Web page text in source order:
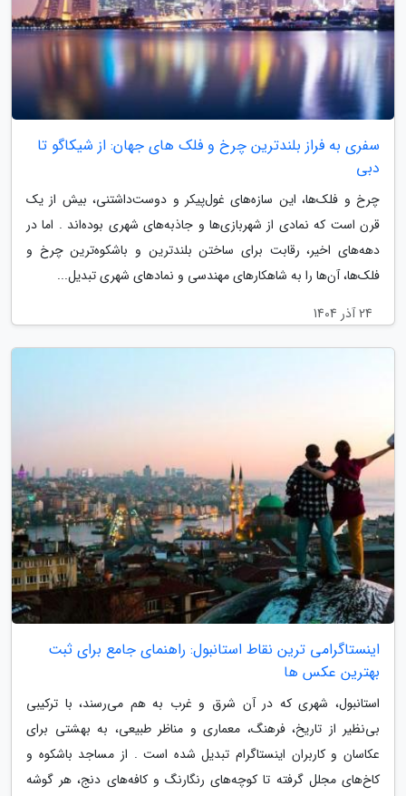
سفری به فراز بلندترین چرخ و فلک های جهان: از شیکاگو تا
دبی
چرخ و فلک‌ها، این سازه‌های غول‌پیکر و دوست‌داشتنی، بیش از یک
قرن است که نمادی از شهربازی‌ها و جاذبه‌های شهری بوده‌اند . اما در
دهه‌های اخیر، رقابت برای ساختن بلندترین و باشکوه‌ترین چرخ و
فلک‌ها، آن‌ها را به شاهکارهای مهندسی و نمادهای شهری تبدیل...
24 آذر 1404
اینستاگرامی ترین نقاط استانبول: راهنمای جامع برای ثبت
بهترین عکس ها
استانبول، شهری که در آن شرق و غرب به هم می‌رسند، با ترکیبی
بی‌نظیر از تاریخ، فرهنگ، معماری و مناظر طبیعی، به بهشتی برای
عکاسان و کاربران اینستاگرام تبدیل شده است . از مساجد باشکوه و
کاخ‌های مجلل گرفته تا کوچه‌های رنگارنگ و کافه‌های دنج، هر گوشه